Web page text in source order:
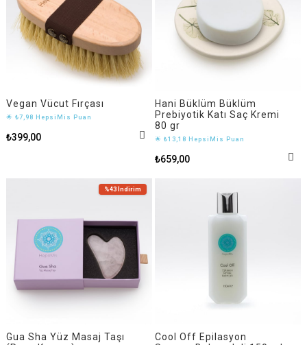
Vegan Vücut Fırçası
🌟 ₺7,98 HepsiMis Puan
₺399,00
Hani Büklüm Büklüm
Prebiyotik Katı Saç Kremi
80 gr
🌟 ₺13,18 HepsiMis Puan
₺659,00
Gua Sha Yüz Masaj Taşı
%43 İndirim
Cool Off Epilasyon